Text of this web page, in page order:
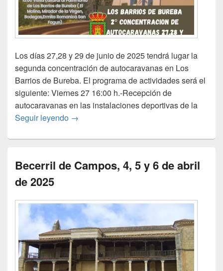
Los días 27,28 y 29 de junio de 2025 tendrá lugar la
segunda concentración de autocaravanas en Los
Barrios de Bureba. El programa de actividades será el
siguiente: Viernes 27 16:00 h.-Recepción de
autocaravanas en las instalaciones deportivas de la
Seguir leyendo Los Barrios de Bureba: 27,28 y 29 de
→
Becerril de Campos, 4, 5 y 6 de abril
de 2025